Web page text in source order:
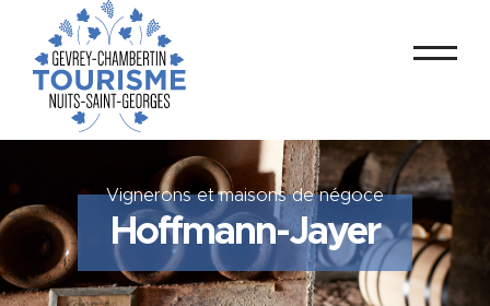
Vignerons et maisons de négoce
Hoffmann-Jayer